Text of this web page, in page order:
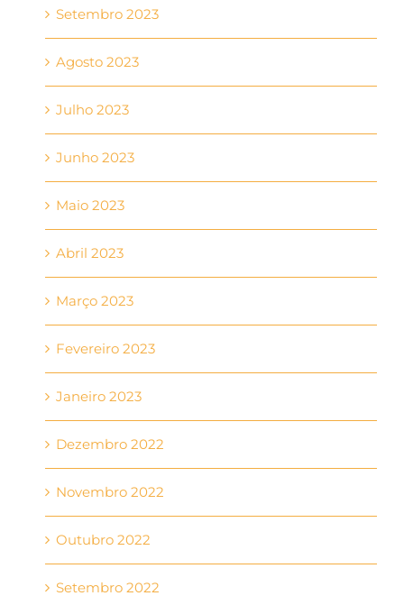
Setembro 2023
Agosto 2023
Julho 2023
Junho 2023
Maio 2023
Abril 2023
Março 2023
Fevereiro 2023
Janeiro 2023
Dezembro 2022
Novembro 2022
Outubro 2022
Setembro 2022